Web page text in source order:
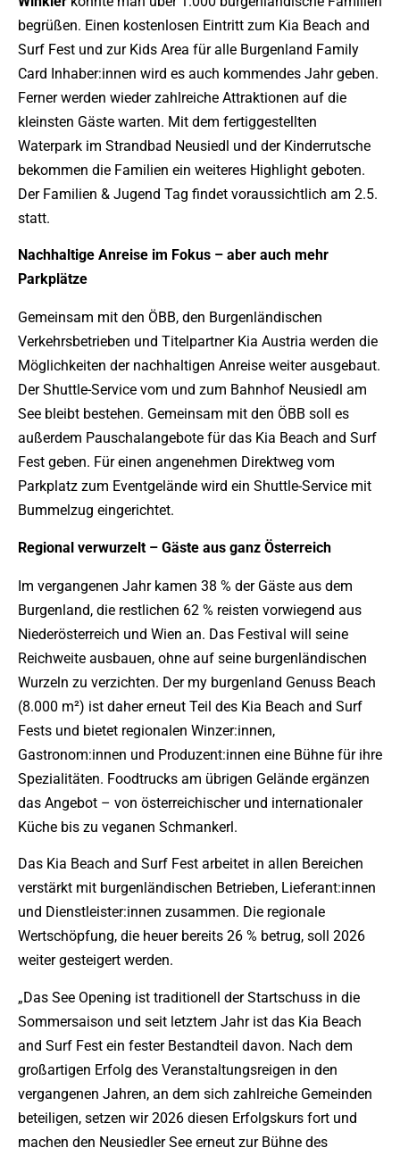
begrüßen. Einen kostenlosen Eintritt zum Kia Beach and
Surf Fest und zur Kids Area für alle Burgenland Family
Card Inhaber:innen wird es auch kommendes Jahr geben.
Ferner werden wieder zahlreiche Attraktionen auf die
kleinsten Gäste warten. Mit dem fertiggestellten
Waterpark im Strandbad Neusiedl und der Kinderrutsche
bekommen die Familien ein weiteres Highlight geboten.
Der Familien & Jugend Tag findet voraussichtlich am 2.5.
statt.
Nachhaltige Anreise im Fokus – aber auch mehr
Parkplätze
Gemeinsam mit den ÖBB, den Burgenländischen
Verkehrsbetrieben und Titelpartner Kia Austria werden die
Möglichkeiten der nachhaltigen Anreise weiter ausgebaut.
Der Shuttle-Service vom und zum Bahnhof Neusiedl am
See bleibt bestehen. Gemeinsam mit den ÖBB soll es
außerdem Pauschalangebote für das Kia Beach and Surf
Fest geben. Für einen angenehmen Direktweg vom
Parkplatz zum Eventgelände wird ein Shuttle-Service mit
Bummelzug eingerichtet.
Regional verwurzelt – Gäste aus ganz Österreich
Im vergangenen Jahr kamen 38 % der Gäste aus dem
Burgenland, die restlichen 62 % reisten vorwiegend aus
Niederösterreich und Wien an. Das Festival will seine
Reichweite ausbauen, ohne auf seine burgenländischen
Wurzeln zu verzichten. Der my burgenland Genuss Beach
(8.000 m²) ist daher erneut Teil des Kia Beach and Surf
Fests und bietet regionalen Winzer:innen,
Gastronom:innen und Produzent:innen eine Bühne für ihre
Spezialitäten. Foodtrucks am übrigen Gelände ergänzen
das Angebot – von österreichischer und internationaler
Küche bis zu veganen Schmankerl.
Das Kia Beach and Surf Fest arbeitet in allen Bereichen
verstärkt mit burgenländischen Betrieben, Lieferant:innen
und Dienstleister:innen zusammen. Die regionale
Wertschöpfung, die heuer bereits 26 % betrug, soll 2026
weiter gesteigert werden.
„Das See Opening ist traditionell der Startschuss in die
Sommersaison und seit letztem Jahr ist das Kia Beach
and Surf Fest ein fester Bestandteil davon. Nach dem
großartigen Erfolg des Veranstaltungsreigen in den
vergangenen Jahren, an dem sich zahlreiche Gemeinden
beteiligen, setzen wir 2026 diesen Erfolgskurs fort und
machen den Neusiedler See erneut zur Bühne des